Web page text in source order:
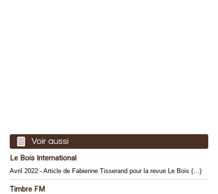
Voir aussi
Le Bois International
Avril 2022 - Article de Fabienne Tisserand pour la revue Le Bois (…)
Timbre FM